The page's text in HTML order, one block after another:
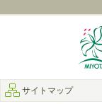
サイトマップ